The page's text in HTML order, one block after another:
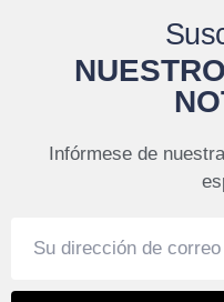
Infórmese de